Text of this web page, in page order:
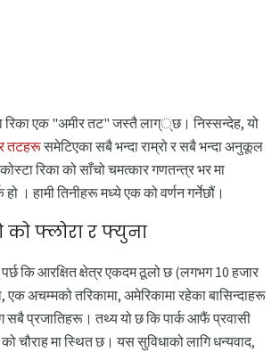
रिका एक "अमीर तट" जस्तै लाग््छ। निस्सन्देह, यो
तटहरूसमेटिएका सबै भन्दा राम्रो र सबै भन्दा अनुकूल
रिका को साँचो चमत्कार गणतन्त्र भर मा
हो । हामी तिनीहरू मध्ये एक को वर्णन गर्नेछौं।
को फ्लोरा र फ्युना
पर्छ कि आरक्षित क्षेत्र एकदम ठूलो छ (लगभग 10 हजार
अचम्मको तरिकामा, अमेरिकामा रहेका बासिन्दाहरू
प्रजातिहरू। तथ्य यो छ कि पार्क आफैं प्रवासी
को चौराह मा स्थित छ। यस सुविधाको लागि धन्यवाद,